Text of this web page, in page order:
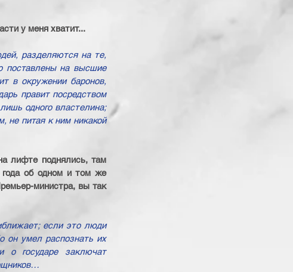
у меня хватит...
разделяются на те,
поставлены на высшие
в окружении баронов,
правит посредством
одного властелина;
не питая к ним никакой
лифте поднялись, там
об одном и том же
министра, вы так
если это люди
он умел распознать их
о государе заключат